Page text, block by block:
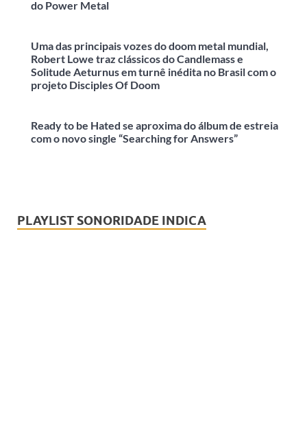
do Power Metal
Uma das principais vozes do doom metal mundial,
Robert Lowe traz clássicos do Candlemass e
Solitude Aeturnus em turnê inédita no Brasil com o
projeto Disciples Of Doom
Ready to be Hated se aproxima do álbum de estreia
com o novo single “Searching for Answers”
PLAYLIST SONORIDADE INDICA